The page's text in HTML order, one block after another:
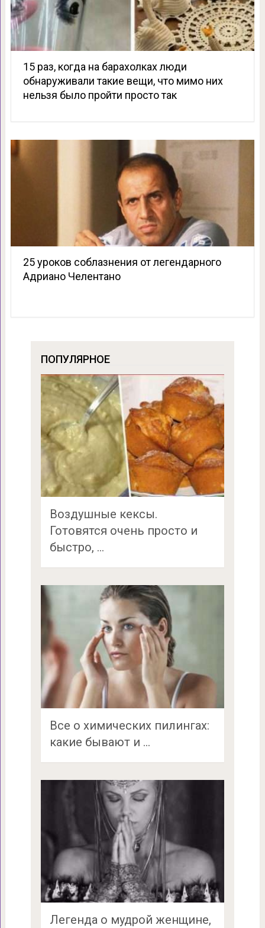
15 раз, когда на барахолках люди
обнаруживали такие вещи, что мимо них
нельзя было пройти просто так
25 уроков соблазнения от легендарного
Адриано Челентано
ПОПУЛЯРНОЕ
Воздушные кексы.
Готовятся очень просто и
быстро, …
Все о химических пилингах:
какие бывают и …
Легенда о мудрой женщине,